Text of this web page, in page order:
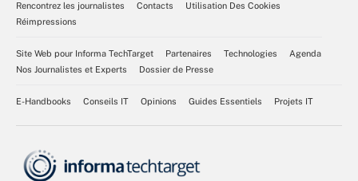
Rencontrez les journalistes
Contacts
Utilisation Des Cookies
Réimpressions
Site Web pour Informa TechTarget Partenaires Technologies
Agenda
Nos Journalistes et Experts
Dossier de Presse
E-Handbooks Conseils IT Opinions Guides Essentiels Projets IT